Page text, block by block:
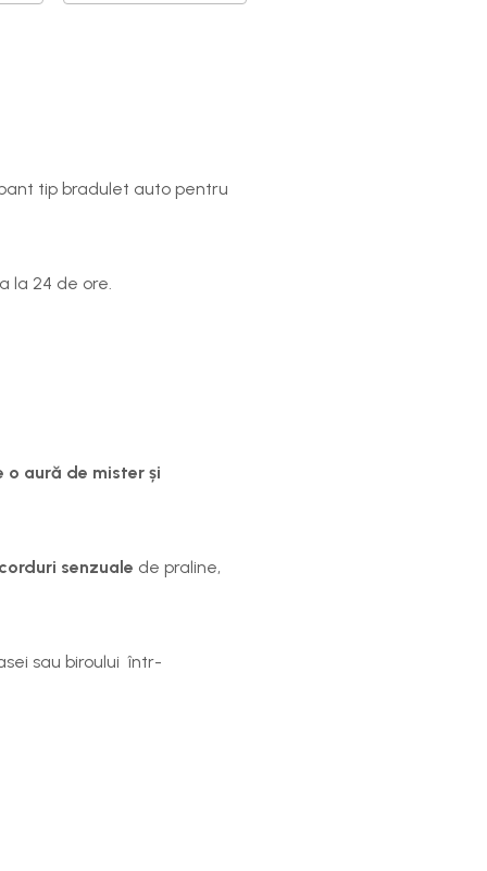
tip bradulet auto pentru
la 24 de ore.
o aură de mister și
senzuale de praline,
sau biroului într-